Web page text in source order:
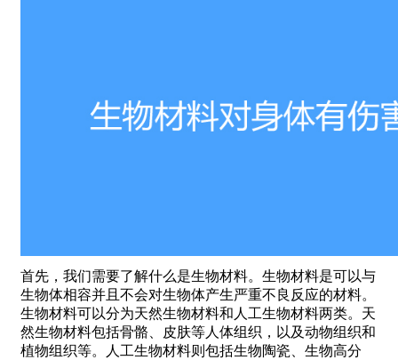
首先，我们需要了解什么是生物材料。生物材料是可以与
生物体相容并且不会对生物体产生严重不良反应的材料。
生物材料可以分为天然生物材料和人工生物材料两类。天
然生物材料包括骨骼、皮肤等人体组织，以及动物组织和
植物组织等。人工生物材料则包括生物陶瓷、生物高分